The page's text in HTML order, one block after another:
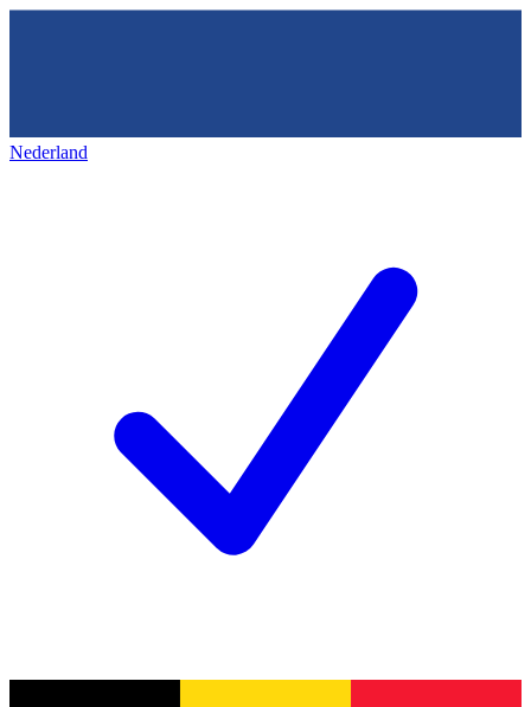
Nederland